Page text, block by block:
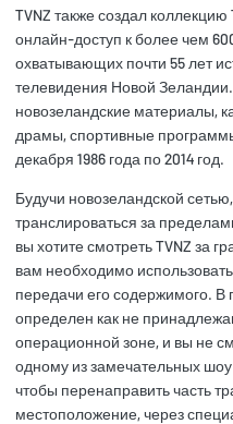
TVNZ также создал
онлайн-доступ к более чем
охватывающих почти 55 лет
телевидения Новой
новозеландские материалы,
драмы, спортивные
декабря 1986 года по 2014 год.
Будучи новозеландской
транслироваться за
вы хотите смотреть TVNZ за
вам необходимо
передачи его содержимого. В
определен как не
операционной зоне, и вы не
одному из замечательных
чтобы перенаправить часть
местоположение, через